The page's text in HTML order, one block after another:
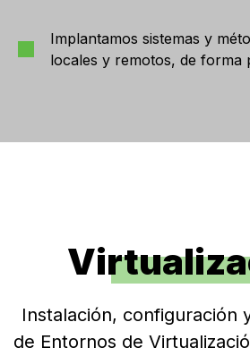
Implantamos sistemas y
locales y remotos, de forma
Instalación, configuración
de Entornos de